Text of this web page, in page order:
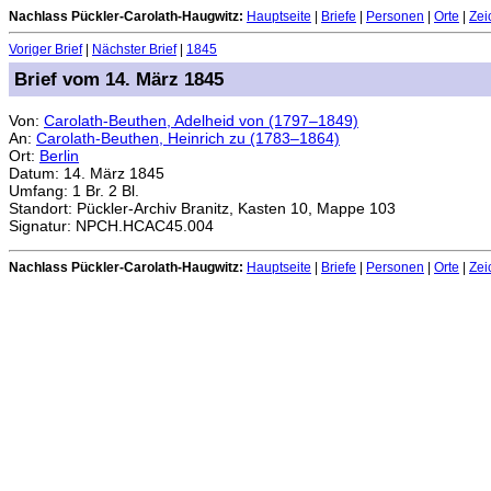
Nachlass Pückler-Carolath-Haugwitz: Hauptseite Briefe Personen Orte
Voriger Brief| Nächster Brief| 1845
Brief vom 14. März 1845
Von: Carolath-Beuthen, Adelheid von (1797–1849)
An: Carolath-Beuthen, Heinrich zu (1783–1864)
Ort: Berlin
Datum: 14. März 1845
Umfang: 1 Br. 2 Bl.
Standort: Pückler-Archiv Branitz, Kasten 10, Mappe 103
Signatur: NPCH.HCAC45.004
Nachlass Pückler-Carolath-Haugwitz: Hauptseite Briefe Personen Orte